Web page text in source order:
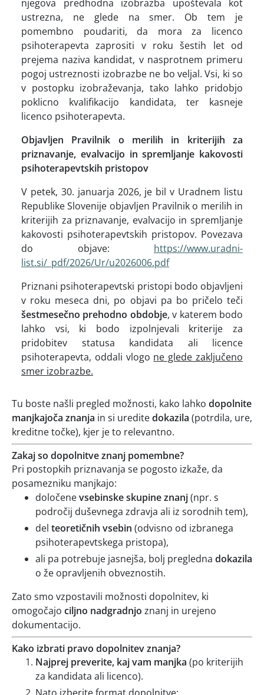
njegova predhodna izobrazba upoštevala kot
ustrezna, ne glede na smer. Ob tem je
pomembno poudariti, da mora za licenco
psihoterapevta zaprositi v roku šestih let od
prejema naziva kandidat, v nasprotnem primeru
pogoj ustreznosti izobrazbe ne bo veljal. Vsi, ki so
v postopku izobraževanja, tako lahko pridobjo
poklicno kvalifikacijo kandidata, ter kasneje
licenco psihoterapevta.
Objavljen Pravilnik o merilih in kriterijih za
priznavanje, evalvacijo in spremljanje kakovosti
psihoterapevtskih pristopov
V petek, 30. januarja 2026, je bil v Uradnem listu
Republike Slovenije objavljen Pravilnik o merilih in
kriterijih za priznavanje, evalvacijo in spremljanje
kakovosti psihoterapevtskih pristopov. Povezava
do objave: https://www.uradni-
list.si/_pdf/2026/Ur/u2026006.pdf
Priznani psihoterapevtski pristopi bodo objavljeni
v roku meseca dni, po objavi pa bo pričelo teči
šestmesečno prehodno obdobje, v katerem bodo
lahko vsi, ki bodo izpolnjevali kriterije za
pridobitev statusa kandidata ali licence
psihoterapevta, oddali vlogo ne glede zaključeno
smer izobrazbe.
Tu boste našli pregled možnosti, kako lahko dopolnite
manjkajoča znanja in si ureditedokazila (potrdila, ure,
kreditne točke), kjer je to relevantno.
Zakaj so dopolnitve znanj pomembne?
Pri postopkih priznavanja se pogosto izkaže, da
posamezniku manjkajo:
določenevsebinske skupine znanj(npr. s
področij duševnega zdravja ali iz sorodnih tem),
del teoretičnih vsebin (odvisno od izbranega
psihoterapevtskega pristopa),
ali pa potrebuje jasnejša, bolj pregledna dokazila
o že opravljenih obveznostih.
Zato smo vzpostavili možnosti dopolnitev, ki
omogočajo ciljno nadgradnjo znanj in urejeno
dokumentacijo.
Kako izbrati pravo dopolnitev znanja?
Najprej preverite, kaj vam manjka (po kriterijih
za kandidata ali licenco).
Nato izberite format dopolnitve: